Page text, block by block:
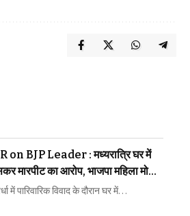
BJP Leader : मध्यरात्रि घर में
मारपीट का आरोप, भाजपा महिला मोर्चा
समेत 3 पर FIR
में पारिवारिक विवाद के दौरान घर में…